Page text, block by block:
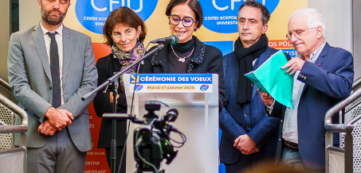
Personnels du CHU
Médecine de ville